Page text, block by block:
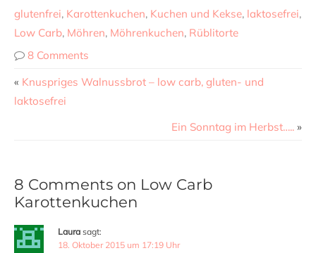
glutenfrei, Karottenkuchen, Kuchen und Kekse, laktosefrei,
Low Carb, Möhren, Möhrenkuchen, Rüblitorte
8 Comments
« Knuspriges Walnussbrot – low carb, gluten- und
laktosefrei
Ein Sonntag im Herbst….. »
8 Comments on Low Carb
Karottenkuchen
Laura sagt:
18. Oktober 2015 um 17:19 Uhr